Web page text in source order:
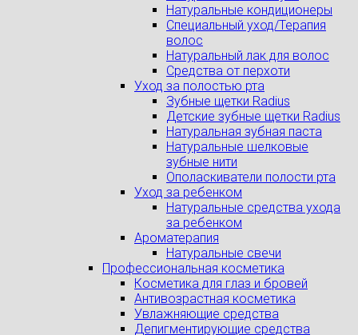
Натуральные кондиционеры
Специальный уход/Терапия
волос
Натуральный лак для волос
Средства от перхоти
Уход за полостью рта
Зубные щетки Radius
Детские зубные щетки Radius
Натуральная зубная паста
Натуральные шелковые
зубные нити
Ополаскиватели полости рта
Уход за ребенком
Натуральные средства ухода
за ребенком
Ароматерапия
Натуральные свечи
Профессиональная косметика
Косметика для глаз и бровей
Антивозрастная косметика
Увлажняющие средства
Депигментирующие средства